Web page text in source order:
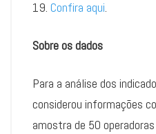
19. Confira aqui.
Sobre os dados
Para a análise dos
considerou informações
amostra de 50